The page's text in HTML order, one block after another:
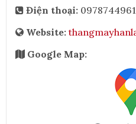
Điện thoại: 0978744961
Website:
Google Map: